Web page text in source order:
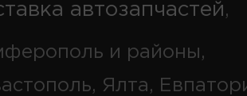
автозапчастей,
и районы,
Ялта,